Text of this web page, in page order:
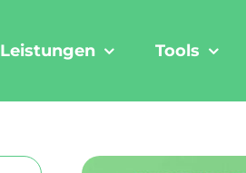
Leistungen Tools